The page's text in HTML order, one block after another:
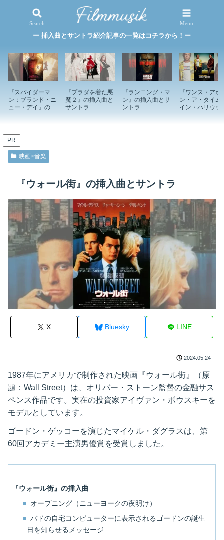
映画×音楽 特集記事
ー 挿入曲とサントラ紹介記事の一覧はコチラから！ー
『スパイダーマ
ン：ブランド・ニ
ュー・デイ』の挿
『プラダを着た悪
魔２』の挿入曲と
サントラ
『ランニング・マ
ン』の挿入曲とサ
ントラ
『ワンス・アポ
ン・ア・タイム
イン・ハリウッ
PR
映画×音楽
『ウォール街』の挿入曲とサントラ
X Bluesky LINE
2024.05.24
1987年にアメリカで制作された映画『ウォール街』（原
題：Wall Street）は、オリバー・ストーン監督の金融サス
ペンス作品です。実在の投資家アイヴァン・ボウスキーを
モデルとしています。
ゴードン・ゲッコーを演じたマイケル・ダグラスは、第
60回アカデミー主演男優賞を受賞しました。
『ウォール街』の挿入曲
オープニング（ニューヨークの夜明け）
バドの自宅コンピューターに表示されるゴードンの誕生
日を知らせるメッセージ
Search Menu